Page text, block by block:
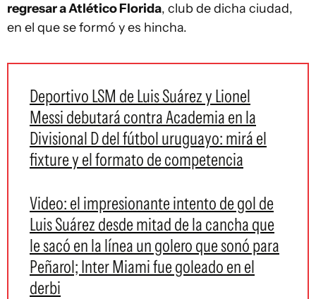
regresar a Atlético Florida, club de dicha ciudad,
en el que se formó y es hincha.
Deportivo LSM de Luis Suárez y Lionel
Messi debutará contra Academia en la
Divisional D del fútbol uruguayo: mirá el
fixture y el formato de competencia
Video: el impresionante intento de gol de
Luis Suárez desde mitad de la cancha que
le sacó en la línea un golero que sonó para
Peñarol; Inter Miami fue goleado en el
derbi